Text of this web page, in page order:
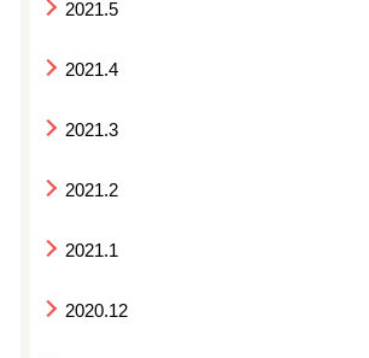
2021.5
2021.4
2021.3
2021.2
2021.1
2020.12